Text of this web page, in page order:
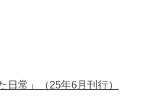
日常」（25年6月刊行）